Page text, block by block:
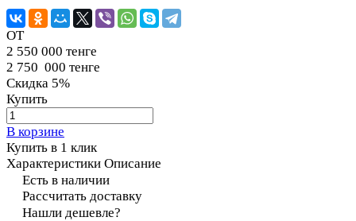
ОТ
2 550 000 тенге
2 750 000 тенге
Скидка 5%
Купить
В корзине
Купить в 1 клик
Характеристики Описание
Есть в наличии
Рассчитать доставку
Нашли дешевле?